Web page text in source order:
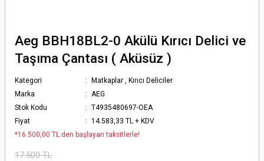
Aeg BBH18BL2-0 Akülü Kırıcı Delici ve
Taşıma Çantası ( Aküsüz )
Kategori Matkaplar , Kırıcı Deliciler
Marka
AEG
Stok Kodu
T4935480697-OEA
Fiyat
14.583,33 TL + KDV
*16.500,00 TL den başlayan taksitlerle!
17.500 TL